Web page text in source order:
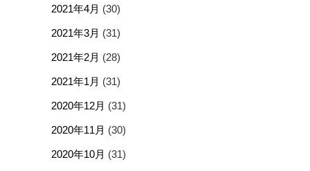
2021年4月 (30)
2021年3月 (31)
2021年2月 (28)
2021年1月 (31)
2020年12月 (31)
2020年11月 (30)
2020年10月 (31)